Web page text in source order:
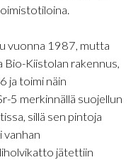
vuonna 1987, mutta
Bio-Kiistolan rakennus,
ja toimi näin
5 merkinnällä suojellun
sillä sen pintoja
vanhan
jätettiin